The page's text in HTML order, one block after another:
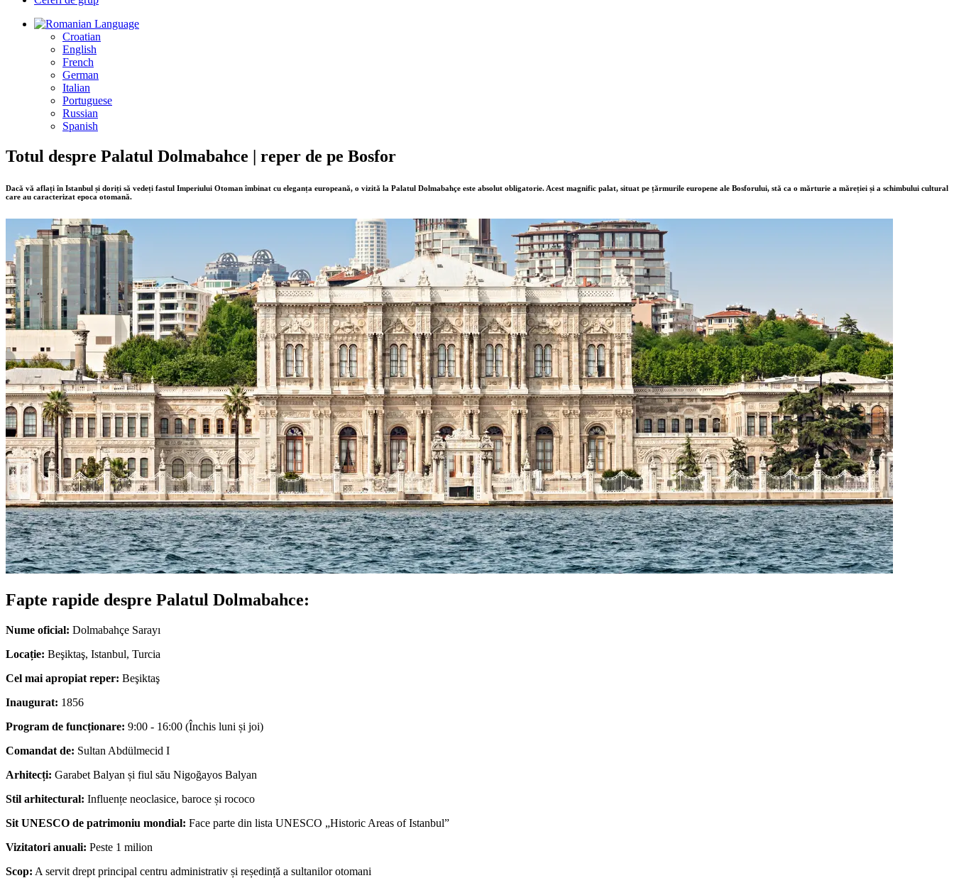
Language
Croatian
English
French
German
Italian
Portuguese
Russian
Spanish
Totul despre Palatul Dolmabahce | reper de pe Bosfor
Dacă vă aflați în Istanbul și doriți să vedeți fastul Imperiului Otoman îmbinat cu eleganța europeană, o vizită la Palatul Dolmabahçe este absolut obligatorie. Acest magnific palat, situat pe țărmurile europene ale Bosforului, stă ca o mărturie a măreției și a schimbului cultural
care au caracterizat epoca otomană.
Fapte rapide despre Palatul Dolmabahce:
Nume oficial: Dolmabahçe Sarayı
Locație: Beşiktaş, Istanbul, Turcia
Cel mai apropiat reper: Beşiktaş
Inaugurat: 1856
Program de funcționare: 9:00 - 16:00 (Închis luni și joi)
Comandat de: Sultan Abdülmecid I
Arhitecți: Garabet Balyan și fiul său Nigoğayos Balyan
Stil arhitectural: Influențe neoclasice, baroce și rococo
Sit UNESCO de patrimoniu mondial: Face parte din lista UNESCO „Historic Areas of Istanbul”
Vizitatori anuali: Peste 1 milion
Scop: A servit drept principal centru administrativ și reședință a sultanilor otomani